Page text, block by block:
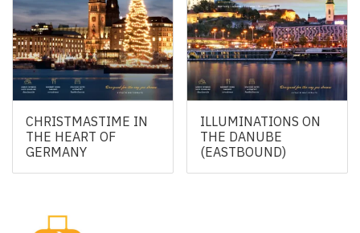
CHRISTMASTIME IN
THE HEART OF
GERMANY
ILLUMINATIONS ON
THE DANUBE
(EASTBOUND)